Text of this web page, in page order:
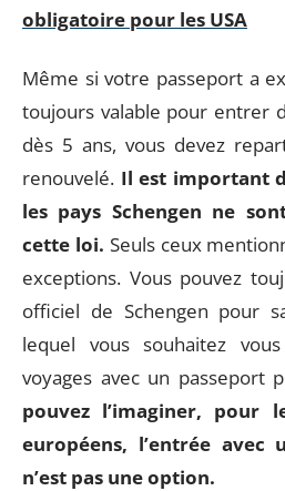
obligatoire pour les USA
Même si votre passeport a
toujours valable pour entrer
dès 5 ans, vous devez
renouvelé. Il est important
les pays Schengen ne
cette loi. Seuls ceux
exceptions. Vous pouvez
officiel de Schengen pour
lequel vous souhaitez
voyages avec un passeport
pouvez l’imaginer, pour
européens, l’entrée avec
n’est pas une option.